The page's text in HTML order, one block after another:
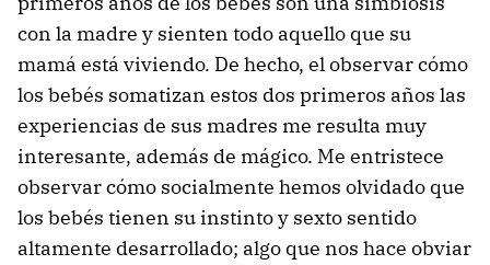
con la madre y sienten todo aquello que su
mamá está viviendo. De hecho, el observar cómo
los bebés somatizan estos dos primeros años las
experiencias de sus madres me resulta muy
interesante, además de mágico. Me entristece
observar cómo socialmente hemos olvidado que
los bebés tienen su instinto y sexto sentido
altamente desarrollado; algo que nos hace obviar